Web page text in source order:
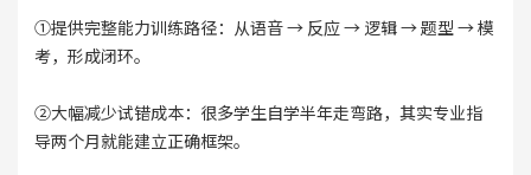
①提供完整能力训练路径：从语音 → 反应 → 逻辑 → 题型 → 模
考，形成闭环。
②大幅减少试错成本：很多学生自学半年走弯路，其实专业指
导两个月就能建立正确框架。